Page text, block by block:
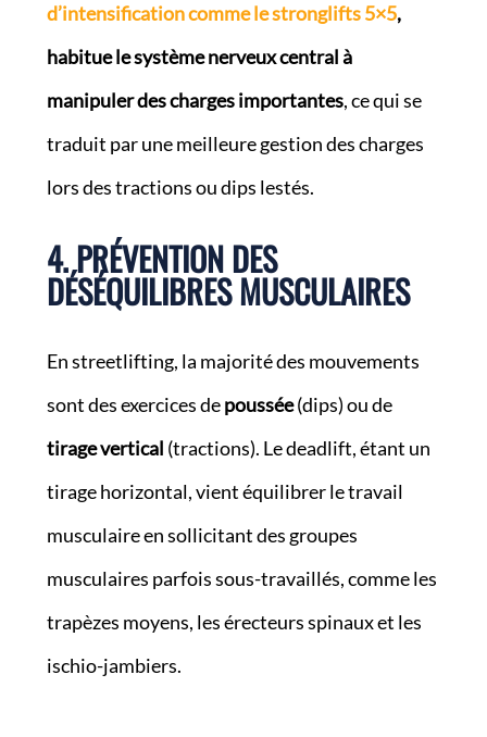
d’intensification comme le stronglifts 5×5,
habitue le système nerveux central à
manipuler des charges importantes, ce qui se
traduit par une meilleure gestion des charges
lors des tractions ou dips lestés.
4. PRÉVENTION DES
DÉSÉQUILIBRES MUSCULAIRES
En streetlifting, la majorité des mouvements
sont des exercices depoussée(dips) ou de
tirage vertical (tractions). Le deadlift, étant un
tirage horizontal, vient équilibrer le travail
musculaire en sollicitant des groupes
musculaires parfois sous-travaillés, comme les
trapèzes moyens, les érecteurs spinaux et les
ischio-jambiers.